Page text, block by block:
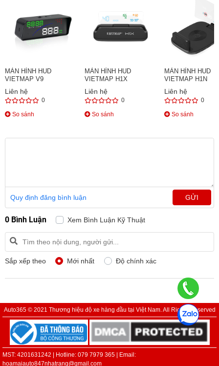
MÀN HÌNH HUD
VIETMAP V9
Liên hệ
0
So sánh
MÀN HÌNH HUD
VIETMAP H1X
Liên hệ
0
So sánh
MÀN HÌNH HUD
VIETMAP H1N
Liên hệ
0
So sánh
Quy định đăng bình luận GỬI
0 Bình Luận Xem Bình Luận Kỹ Thuật
Sắp xếp theo Mới nhất Độ chính xác
Auto365 © 2021 Thương hiệu độ xe hàng đầu tại Việt Nam. All Rights Reserved
MST: 4201631242 | Hotline: 079 7979 365 | Email:
hoamaiauto847nhatrang@gmail.com